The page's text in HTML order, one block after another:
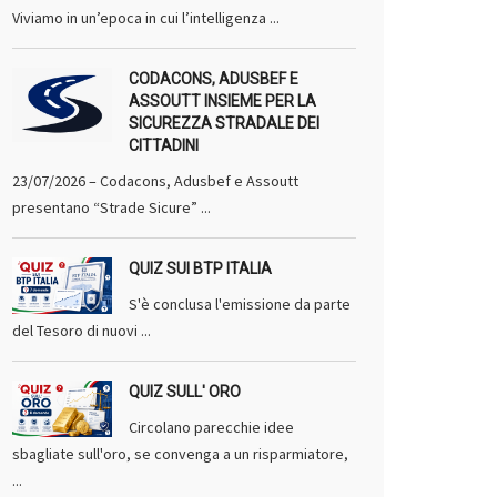
Viviamo in un’epoca in cui l’intelligenza ...
CODACONS, ADUSBEF E
ASSOUTT INSIEME PER LA
SICUREZZA STRADALE DEI
CITTADINI
23/07/2026 – Codacons, Adusbef e Assoutt
presentano “Strade Sicure” ...
QUIZ SUI BTP ITALIA
S'è conclusa l'emissione da parte
del Tesoro di nuovi ...
QUIZ SULL' ORO
Circolano parecchie idee
sbagliate sull'oro, se convenga a un risparmiatore,
...